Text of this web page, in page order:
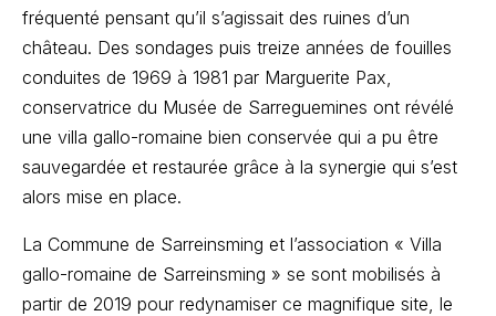
fréquenté pensant qu’il s’agissait des ruines d’un
château. Des sondages puis treize années de fouilles
conduites de 1969 à 1981 par Marguerite Pax,
conservatrice du Musée de Sarreguemines ont révélé
une villa gallo-romaine bien conservée qui a pu être
sauvegardée et restaurée grâce à la synergie qui s’est
alors mise en place.
La Commune de Sarreinsming et l’association « Villa
gallo-romaine de Sarreinsming » se sont mobilisés à
partir de 2019 pour redynamiser ce magnifique site, le